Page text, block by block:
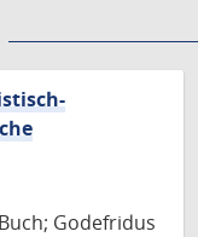
Godefridus